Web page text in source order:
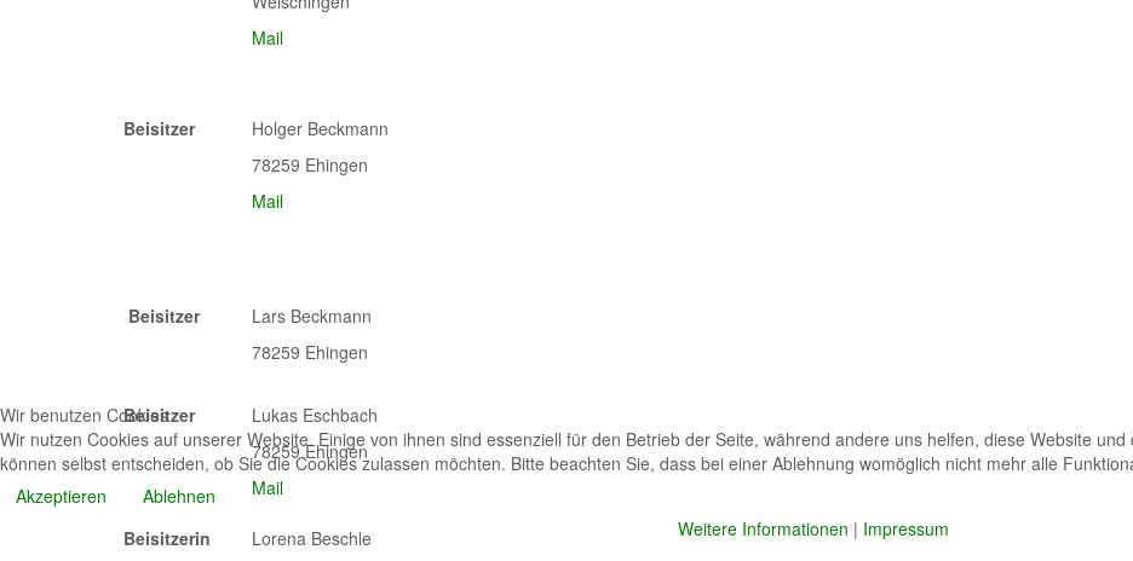
Mail
Beisitzer
Holger Beckmann
78259 Ehingen
Mail
Beisitzer
Lars Beckmann
78259 Ehingen
Beisitzer
Lukas Eschbach
78259 Ehingen
Mail
Beisitzerin
Lorena Beschle
Wir benutzen Cookies
Wir nutzen Cookies auf unserer Website. Einige von ihnen sind essenziell für den Betrieb der Seite, während andere uns helfen, diese Website
können selbst entscheiden, ob Sie die Cookies zulassen möchten. Bitte beachten Sie, dass bei einer Ablehnung womöglich nicht mehr alle
Akzeptieren
Ablehnen
Weitere Informationen | Impressum